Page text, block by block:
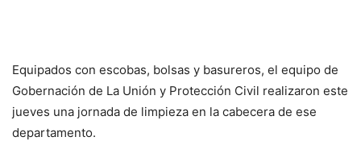
Equipados con escobas, bolsas y basureros, el equipo de
Gobernación de La Unión y Protección Civil realizaron este
jueves una jornada de limpieza en la cabecera de ese
departamento.